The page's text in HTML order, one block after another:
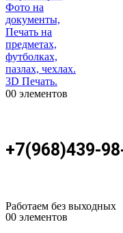
00 элементов
+7(968)439-
Работаем без выходных
00 элементов